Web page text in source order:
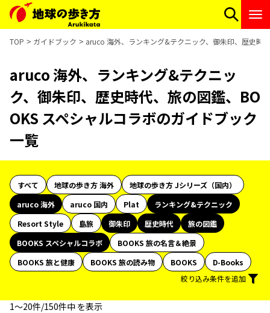
TOP ガイドブック aruco 海外、ランキング&テクニック、御朱印、歴史時
aruco 海外、ランキング&テクニッ
ク、御朱印、歴史時代、旅の図鑑、BO
OKS スペシャルコラボのガイドブック
一覧
すべて 地球の歩き方 海外
地球の歩き方 Jシリーズ（国内）
aruco 海外
aruco 国内 Plat
ランキング&テクニック
Resort Style
島旅 御朱印 歴史時代
旅の図鑑
BOOKS スペシャルコラボ
BOOKS 旅の名言＆絶景
BOOKS 旅と健康
BOOKS 旅の読み物 BOOKS
D-Books
絞り込み条件を追加
1〜20件/150件中 を表示